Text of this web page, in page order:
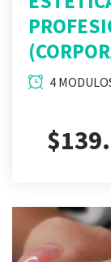
4